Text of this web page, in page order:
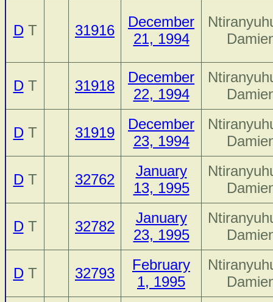
DT 31916
December
21, 1994
DT 31918
December
22, 1994
DT 31919
December
23, 1994
DT 32762
January
13, 1995
DT 32782
January
23, 1995
DT 32793
February
1, 1995